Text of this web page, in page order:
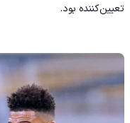
تعیین‌کننده بود.